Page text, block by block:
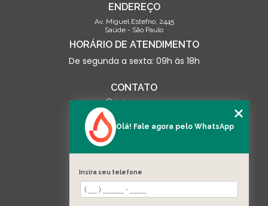
ENDEREÇO
Av. Miguel Estefno, 2445
Saúde - São Paulo
HORÁRIO DE ATENDIMENTO
De segunda a sexta: 09h ás 18h
CONTATO
(13) 3500-0703
contato@linceseguranca.com.br
SIGA-NOS
MENU
HOME
Olá! Fale agora pelo WhatsApp
Insira seu telefone